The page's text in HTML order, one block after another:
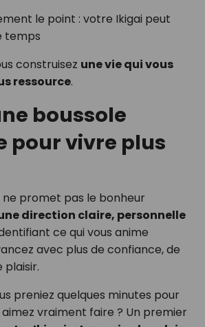
le point : votre Ikigai peut
temps
construisez une vie qui vous
ressource.
boussole
pour vivre plus
ne promet pas le bonheur
direction claire, personnelle
ce qui vous anime
avec plus de confiance, de
preniez quelques minutes pour
vraiment faire ? Un premier